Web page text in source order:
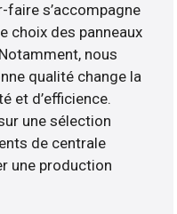
faire s’accompagne
choix des panneaux
nous
qualité change la
et d’efficience.
une sélection
de centrale
une production